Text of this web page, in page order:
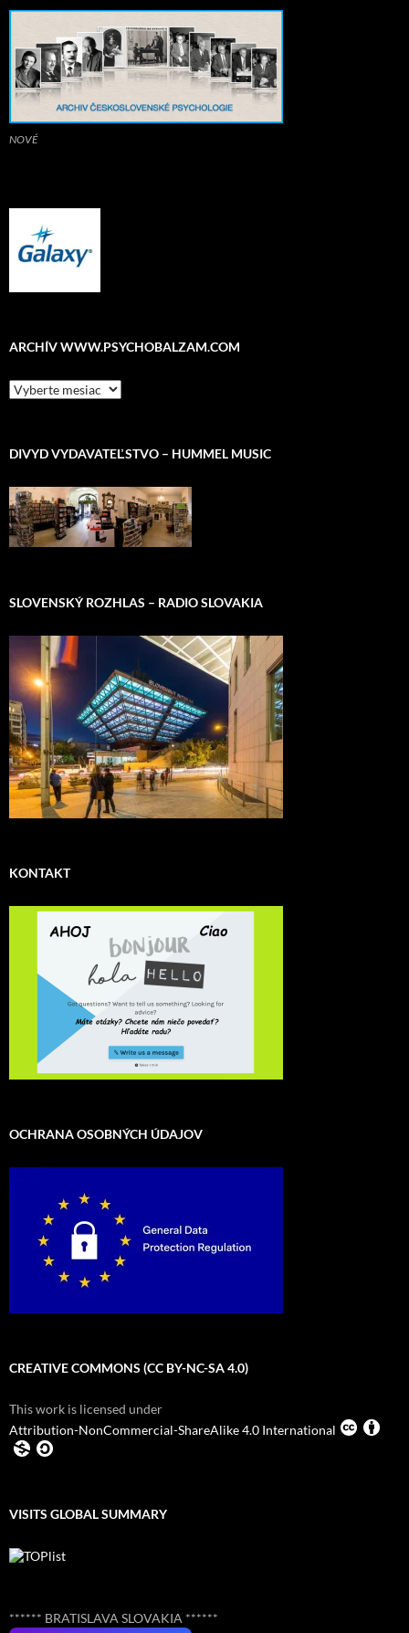
NOVÉ
ARCHÍV WWW.PSYCHOBALZAM.COM
ARCHÍV
www.psychobalzam.com
DIVYD VYDAVATEĽSTVO – HUMMEL MUSIC
SLOVENSKÝ ROZHLAS – RADIO SLOVAKIA
KONTAKT
OCHRANA OSOBNÝCH ÚDAJOV
CREATIVE COMMONS (CC BY-NC-SA 4.0)
This work is licensed under
Attribution-NonCommercial-ShareAlike 4.0 International
VISITS GLOBAL SUMMARY
****** BRATISLAVA SLOVAKIA ******